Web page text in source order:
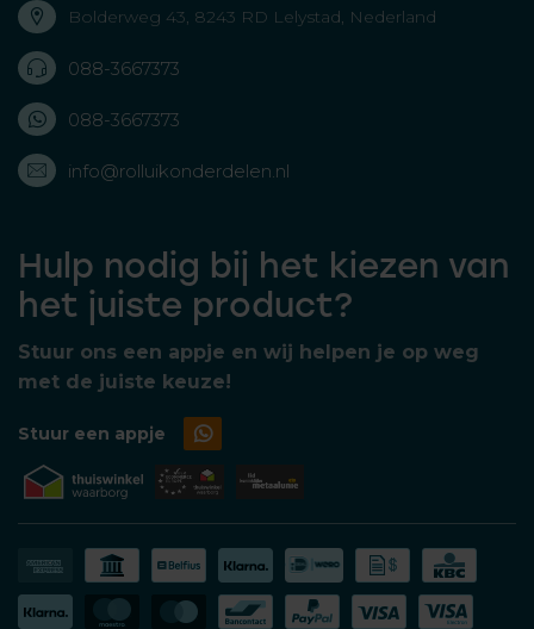
Bolderweg 43, 8243 RD Lelystad, Nederland
088-3667373
088-3667373
info@rolluikonderdelen.nl
Hulp nodig bij het kiezen van
het juiste product?
Stuur ons een appje en wij helpen je op weg
met de juiste keuze!
Stuur een appje